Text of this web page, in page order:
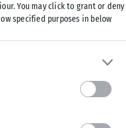
You may click to grant or deny
specified purposes in below
της
24
στους